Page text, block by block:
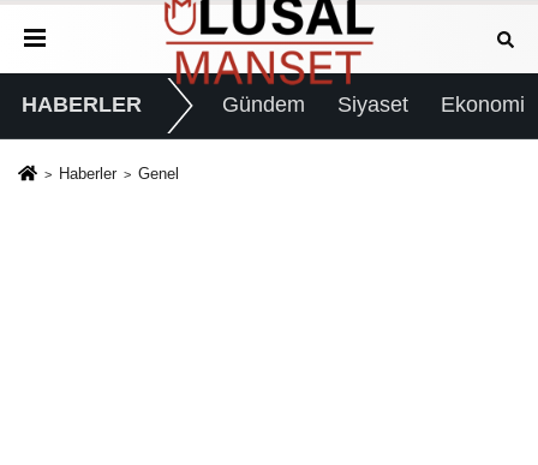
HABERLER Gündem Siyaset Ekonomi
Haberler Genel